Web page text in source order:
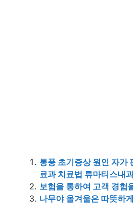
통풍 초기증상 원인 자가
료과 치료법 류마티스내
보험을 통하여 고객 경험
나무야 올겨울은 따뜻하